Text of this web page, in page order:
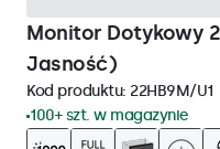
Monitor Dotykowy
Jasność)
Kod produktu: 22HB9M/U1
100+ szt. w magazynie